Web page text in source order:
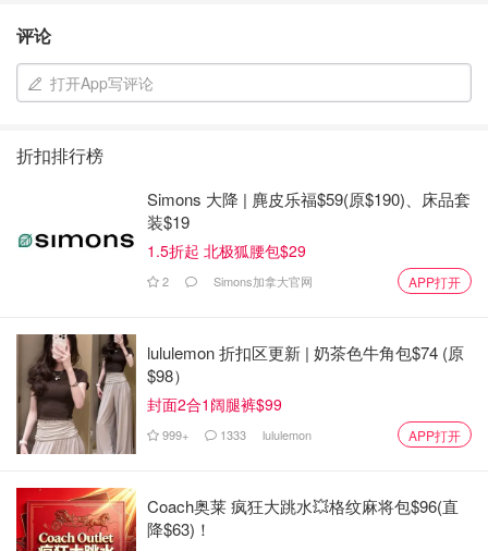
道
口味：略带甜味和坚果味，适合烤制、煮熟或用于汤和沙拉
评论
打开App写评论
折扣排行榜
Simons 大降 | 麂皮乐福$59(原$190)、床品套
装$19
1.5折起 北极狐腰包$29
2 Simons加拿大官网 APP打开
lululemon 折扣区更新 | 奶茶色牛角包$74 (原
$98）
封面2合1阔腿裤$99
999+ 1333 lululemon APP打开
Coach奥莱 疯狂大跳水💥格纹麻将包$96(直
降$63)！